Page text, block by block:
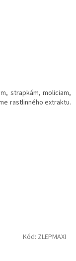
strapkám, moliciam,
rastlinného extraktu.
Kód: ZLEPMAXI